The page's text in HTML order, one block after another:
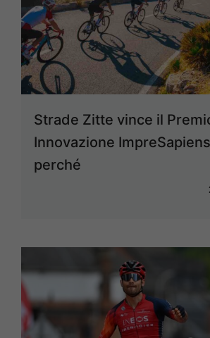
Strade Zitte vince il
Innovazione
perché